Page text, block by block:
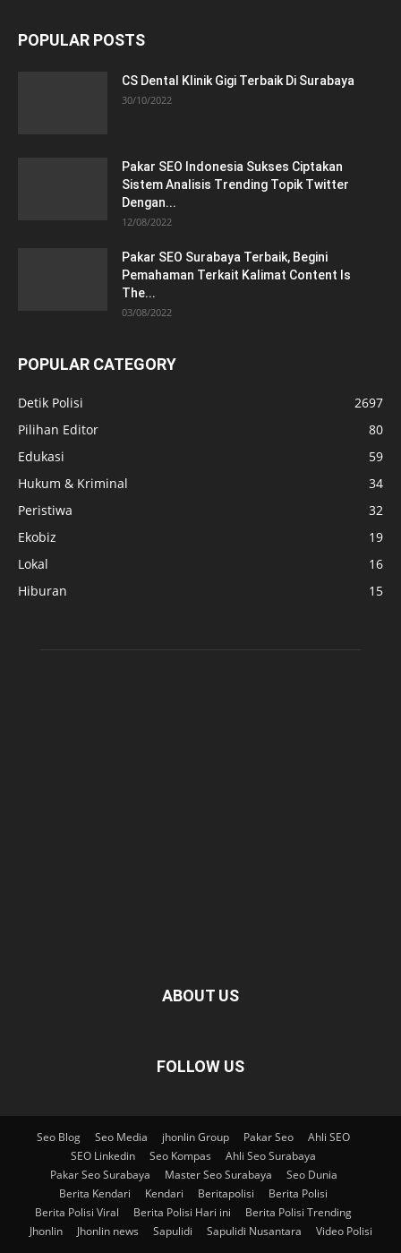
POPULAR POSTS
CS Dental Klinik Gigi Terbaik Di Surabaya
30/10/2022
Pakar SEO Indonesia Sukses Ciptakan
Sistem Analisis Trending Topik Twitter
Dengan...
12/08/2022
Pakar SEO Surabaya Terbaik, Begini
Pemahaman Terkait Kalimat Content Is
The...
03/08/2022
POPULAR CATEGORY
Detik Polisi
2697
Pilihan Editor
80
Edukasi
59
Hukum & Kriminal
34
Peristiwa
32
Ekobiz
19
Lokal
16
Hiburan
15
ABOUT US
FOLLOW US
Seo Blog Seo Media jhonlin Group Pakar Seo
Ahli SEO
SEO Linkedin
Seo Kompas
Ahli Seo Surabaya
Pakar Seo Surabaya
Master Seo Surabaya
Seo Dunia
Berita Kendari
Kendari Beritapolisi
Berita Polisi
Berita Polisi Viral
Berita Polisi Hari ini
Berita Polisi Trending
Jhonlin
Jhonlin news Sapulidi Sapulidi Nusantara Video Polisi